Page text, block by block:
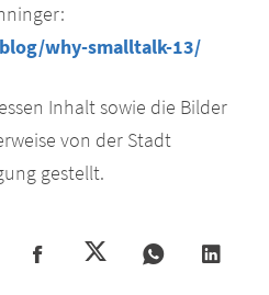
why-smalltalk-13/
Inhalt sowie die Bilder
von der Stadt
gestellt.